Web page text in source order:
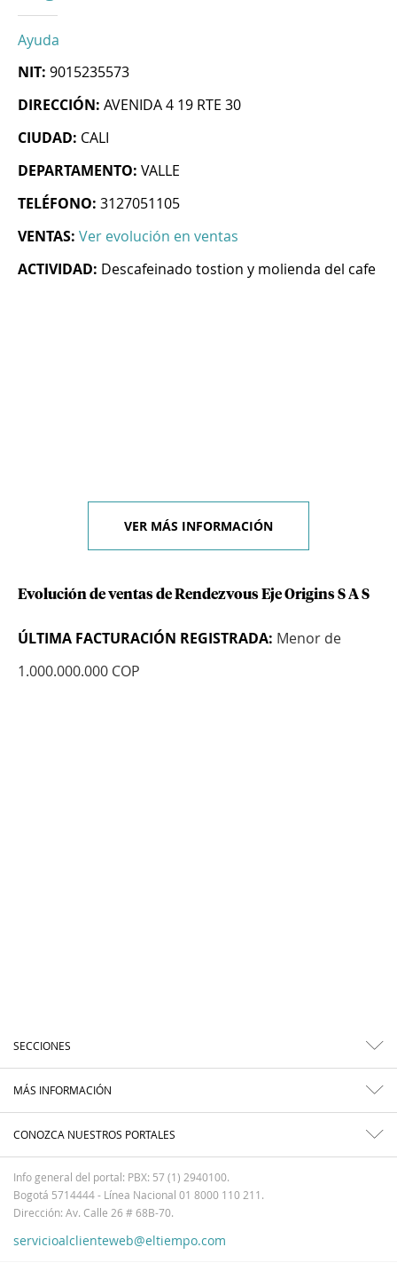
Ayuda
NIT: 9015235573
DIRECCIÓN: AVENIDA 4 19 RTE 30
CIUDAD: CALI
DEPARTAMENTO: VALLE
TELÉFONO: 3127051105
VENTAS: Ver evolución en ventas
ACTIVIDAD: Descafeinado tostion y molienda del cafe
VER MÁS INFORMACIÓN
Evolución de ventas de Rendezvous Eje Origins S A S
ÚLTIMA FACTURACIÓN REGISTRADA: Menor de
1.000.000.000 COP
SECCIONES
MÁS INFORMACIÓN
CONOZCA NUESTROS PORTALES
Info general del portal: PBX: 57 (1) 2940100.
Bogotá 5714444 - Línea Nacional 01 8000 110 211.
Dirección: Av. Calle 26 # 68B-70.
servicioalclienteweb@eltiempo.com